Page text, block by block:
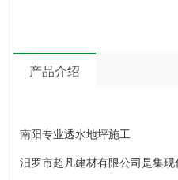
产品介绍
南阳专业透水地坪施工
汨罗市超凡建材有限公司是集